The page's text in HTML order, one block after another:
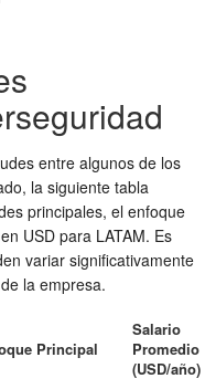
entre algunos de los
la siguiente tabla
principales, el enfoque
USD para LATAM. Es
variar significativamente
la empresa.
Principal
Salario
Promedio
(USD/año)